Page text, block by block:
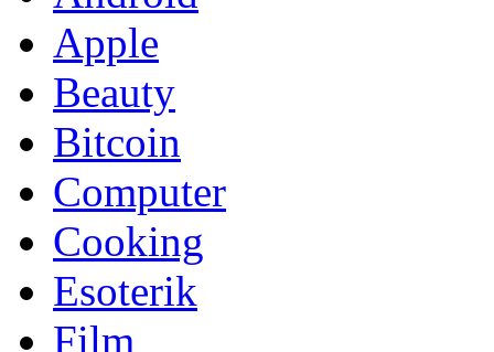
Apple
Beauty
Bitcoin
Computer
Cooking
Esoterik
Film